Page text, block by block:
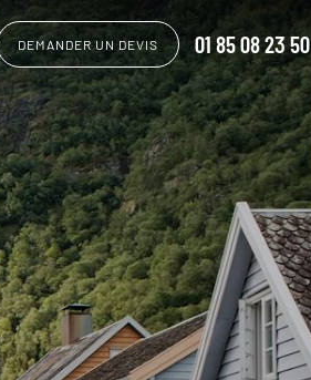
DEMANDER UN DEVIS 01 85 08 23 50